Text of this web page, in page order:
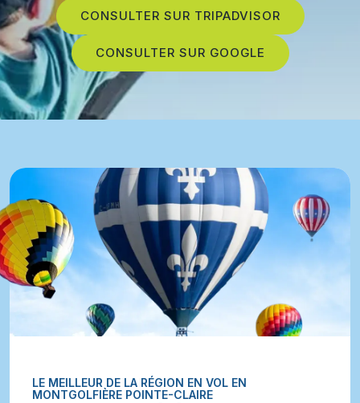
CONSULTER SUR TRIPADVISOR
CONSULTER SUR GOOGLE
LE MEILLEUR DE LA RÉGION EN VOL EN
MONTGOLFIÈRE POINTE-CLAIRE